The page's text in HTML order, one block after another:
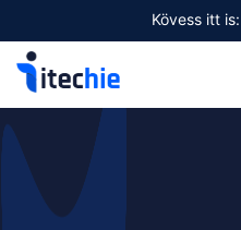
Kövess itt is: